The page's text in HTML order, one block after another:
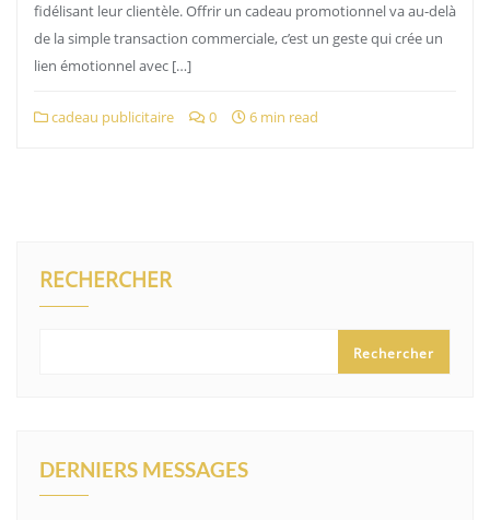
fidélisant leur clientèle. Offrir un cadeau promotionnel va au-delà
de la simple transaction commerciale, c’est un geste qui crée un
lien émotionnel avec […]
cadeau publicitaire 0 6 min read
RECHERCHER
Rechercher
DERNIERS MESSAGES